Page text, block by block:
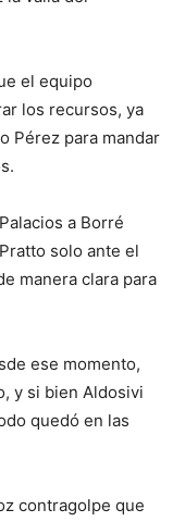
el equipo
los recursos, ya
Pérez para mandar
a Borré
solo ante el
manera clara para
ese momento,
y si bien Aldosivi
quedó en las
contragolpe que